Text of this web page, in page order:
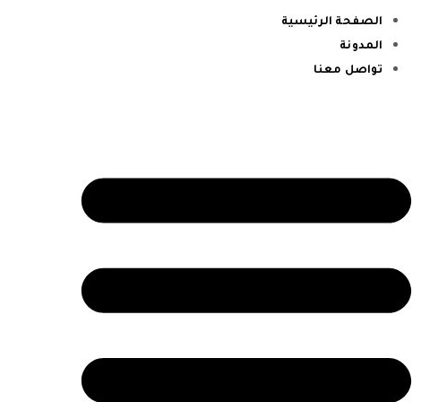
الصفحة الرئيسية
المدونة
تواصل معنا